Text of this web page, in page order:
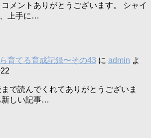
メントありがとうございます。 シャイ
上手に…
育てる育成記録〜その43 に admin よ
で読んでくれてありがとうございま
新しい記事…